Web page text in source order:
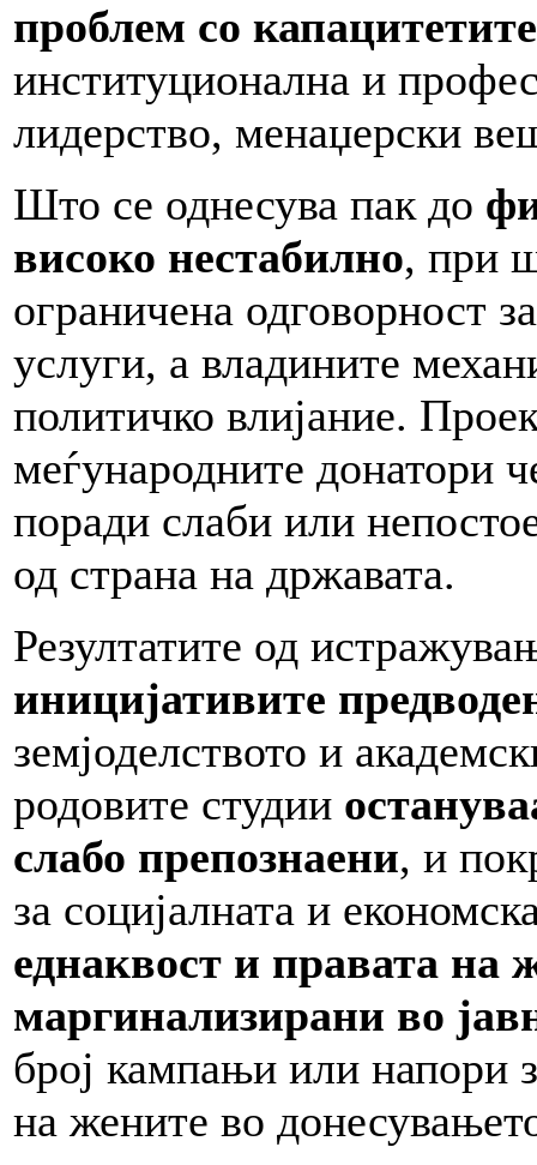
проблем со капацитетите
институционална и
лидерство, менаџерски
Што се однесува пак до ф
високо нестабилно, при
ограничена одговорност
услуги, а владините
политичко влијание.
меѓународните донатори
поради слаби или
од страна на државата.
Резултатите од
иницијативите
земјоделството и
родовите студии
слабо препознаени, и
за социјалната и
еднаквост и правата на
маргинализирани во
број кампањи или напори
на жените во